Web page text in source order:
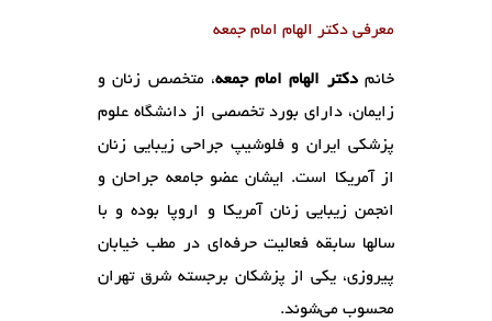
معرفی دکتر الهام امام جمعه
خانمدکتر الهام امام جمعه، متخصص زنان و
زایمان، دارای بورد تخصصی از دانشگاه علوم
پزشکی ایران و فلوشیپ جراحی زیبایی زنان
از آمریکا است. ایشان عضو جامعه جراحان و
انجمن زیبایی زنان آمریکا و اروپا بوده و با
سالها سابقه فعالیت حرفه‌ای در مطب خیابان
پیروزی، یکی از پزشکان برجسته شرق تهران
محسوب می‌شوند.